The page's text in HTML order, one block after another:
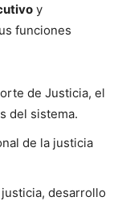
y
funciones
de Justicia, el
del sistema.
de la justicia
desarrollo